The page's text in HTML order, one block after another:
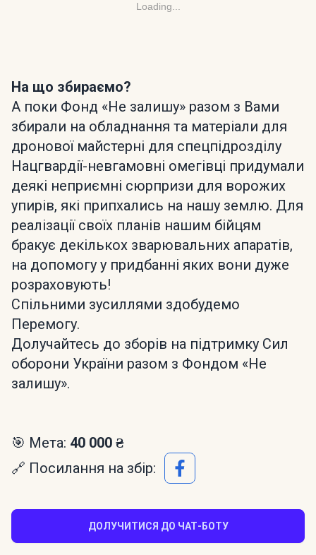
Loading...
На що збираємо?
А поки Фонд «Не залишу» разом з Вами
збирали на обладнання та матеріали для
дронової майстерні для спецпідрозділу
Нацгвардії-невгамовні омегівці придумали
деякі неприємні сюрпризи для ворожих
упирів, які припхались на нашу землю. Для
реалізації своїх планів нашим бійцям
бракує декількох зварювальних апаратів,
на допомогу у придбанні яких вони дуже
розраховують!
Спільними зусиллями здобудемо
Перемогу.
Долучайтесь до зборів на підтримку Сил
оборони України разом з Фондом «Не
залишу».
🎯 Мета: 40 000 ₴
🔗 Посилання на збір:
ДОЛУЧИТИСЯ ДО ЧАТ-БОТУ